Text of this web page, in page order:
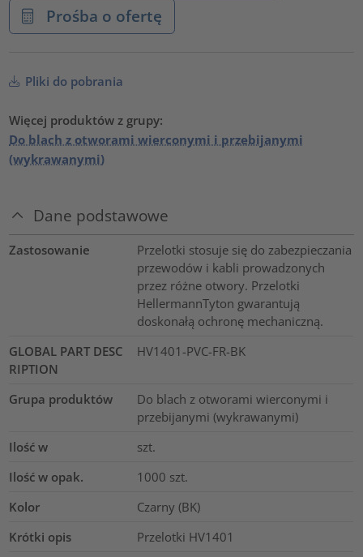
Prośba o ofertę
Pliki do pobrania
Więcej produktów z grupy:
Do blach z otworami wierconymi i przebijanymi
(wykrawanymi)
Dane podstawowe
Zastosowanie
Przelotki stosuje się do zabezpieczania
przewodów i kabli prowadzonych
przez różne otwory. Przelotki
HellermannTyton gwarantują
doskonałą ochronę mechaniczną.
GLOBAL PART DESC
RIPTION
HV1401-PVC-FR-BK
Grupa produktów
Do blach z otworami wierconymi i
przebijanymi (wykrawanymi)
Ilość w
szt.
Ilość w opak.
1000 szt.
Kolor
Czarny (BK)
Krótki opis
Przelotki HV1401